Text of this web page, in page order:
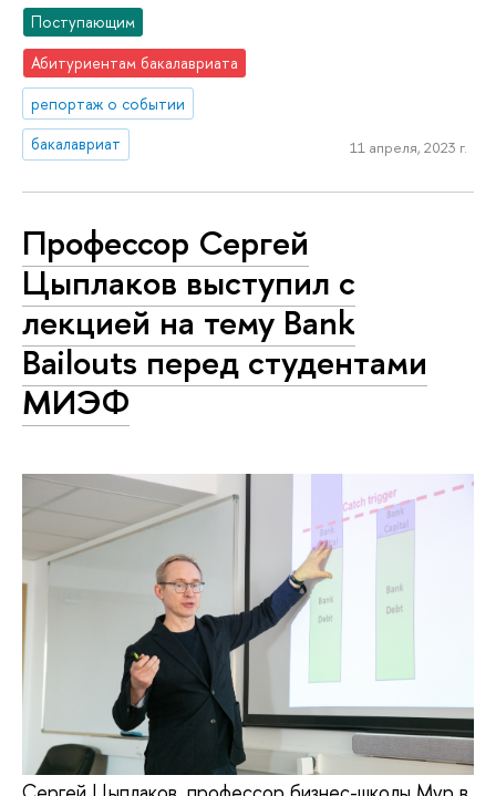
Поступающим
Абитуриентам бакалавриата
репортаж о событии
бакалавриат
11 апреля, 2023 г.
Профессор Сергей
Цыплаков выступил с
лекцией на тему Bank
Bailouts перед студентами
МИЭФ